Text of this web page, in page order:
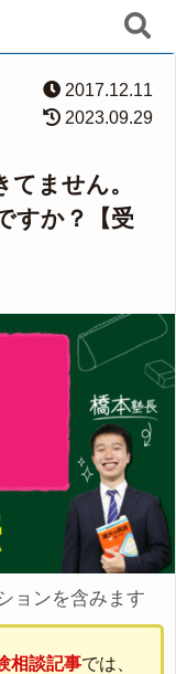
2017.12.11
2023.09.29
ません。
すか？【受
ョンを含みます
相談記事では、